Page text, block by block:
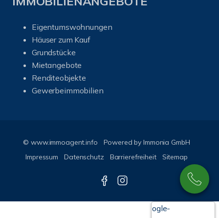
Eigentumswohnungen
Häuser zum Kauf
Grundstücke
Mietangebote
Renditeobjekte
Gewerbeimmobilien
© www.immoagent.info Powered byImmonia GmbH
Impressum
Datenschutz Barrierefreiheit Sitemap
Google-